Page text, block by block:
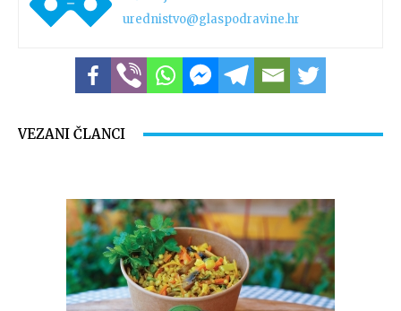
urednistvo@glaspodravine.hr
VEZANI ČLANCI